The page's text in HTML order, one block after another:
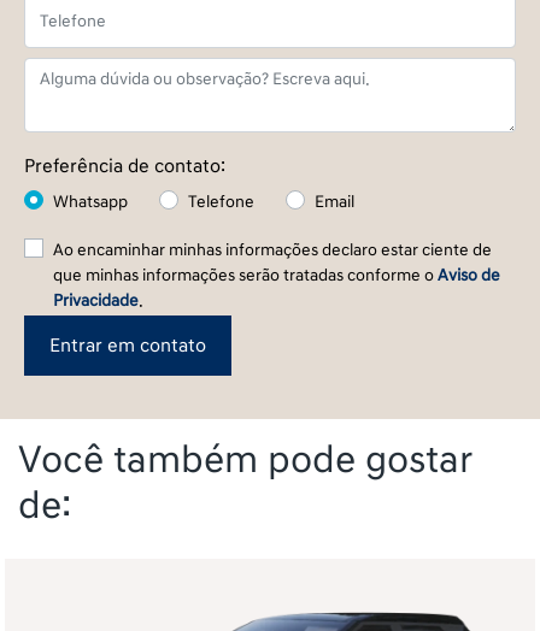
Preferência de contato:
Whatsapp Telefone Email
Ao encaminhar minhas informações declaro estar ciente de
que minhas informações serão tratadas conforme oAviso de
Privacidade.
Entrar em contato
Você também pode gostar
de: